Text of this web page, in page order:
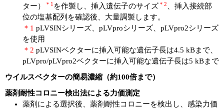
ター）
＊1 を作製し、挿入遺伝子のサイズ ＊2 、挿入接続部
位の塩基配列を確認後、大量調製します。
＊1 pLVSINシリーズ、pLVproシリーズ、pLVpro2シリーズ
を使用
＊2 pLVSINベクターに挿入可能な遺伝子長は4.5 kBまで、
pLVpro/pLVpro2ベクターに挿入可能な遺伝子長は5 kBまで
ウイルスベクターの簡易濃縮（約100倍まで）
薬剤耐性コロニー検出法による力価測定
薬剤による選択後、薬剤耐性コロニーを検出し、感染力価